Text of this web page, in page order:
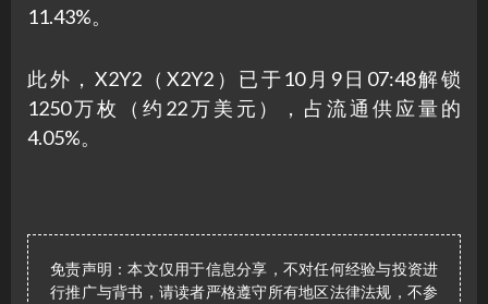
11.43%。
此外，X2Y2（X2Y2）已于10月9日07:48解锁
1250万枚（约22万美元），占流通供应量的
4.05%。
免责声明：本文仅用于信息分享，不对任何经验与投资进
行推广与背书，请读者严格遵守所有地区法律法规，不参